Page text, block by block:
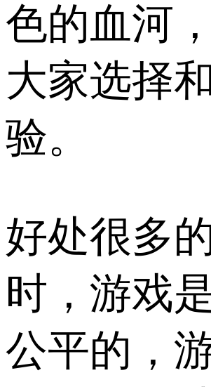
色的血河
大家选择
验。
好处很多
时，游戏
公平的，